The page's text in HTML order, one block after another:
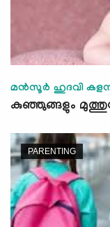
മന്‍സൂര്‍ ഹുദവി
കുഞ്ഞുങ്ങളും
PARENTING